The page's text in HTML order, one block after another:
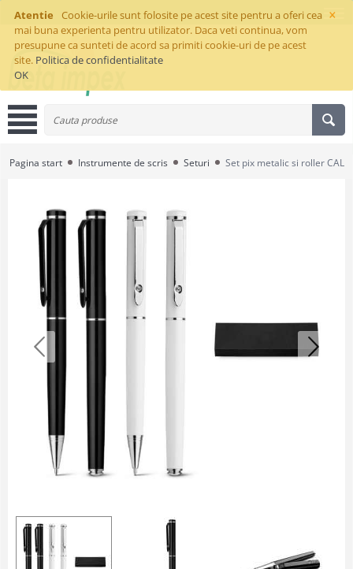
×
Atentie
Cookie-urile sunt folosite pe acest site pentru a oferi cea
mai buna experienta pentru utilizator. Daca veti continua, vom
presupune ca sunteti de acord sa primiti cookie-uri de pe acest
site. Politica de confidentialitate
OK
Pagina start Instrumente de scris Seturi Set pix metalic si roller